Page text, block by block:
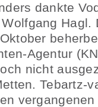
dankte
Hagl.
Agentur
nicht
Tebartz-